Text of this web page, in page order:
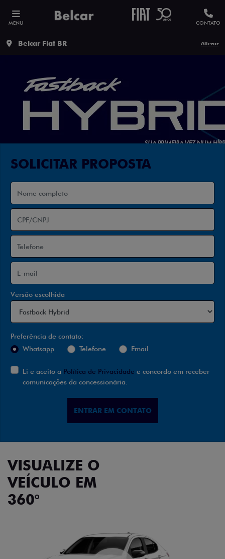
MENU CONTATO
Belcar Fiat BR Alterar
SOLICITAR PROPOSTA
Versão escolhida
Preferência de contato:
Whatsapp
Telefone Email
Li e aceito a Política de Privacidade e concordo em receber
comunicações da concessionária.
ENTRAR EM CONTATO
VISUALIZE O
VEÍCULO EM
360°